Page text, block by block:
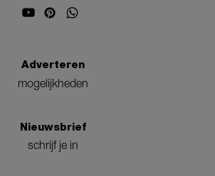
Adverteren
mogelijkheden
Nieuwsbrief
schrijf je in